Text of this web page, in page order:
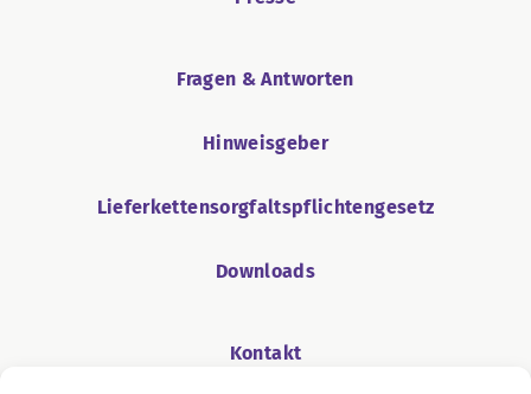
Fragen & Antworten
Hinweisgeber
Lieferkettensorgfaltspflichtengesetz
Downloads
Kontakt